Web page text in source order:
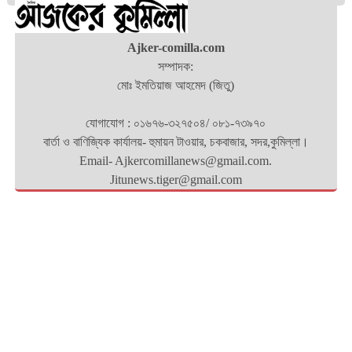
Ajker-comilla.com
সম্পাদক:
মোঃ ইমতিয়াজ আহমেদ (জিতু)
যোগাযোগ : ০১৬৭৬-৩২৭৫০৪/ ০৮১-৭৩৯৭০
বার্তা ও বাণিজ্যিক কার্যালয়- হুমায়ন টাওয়ার, চকবাজার, সদর,কুমিল্লা।
Email- Ajkercomillanews@gmail.com.
Jitunews.tiger@gmail.com